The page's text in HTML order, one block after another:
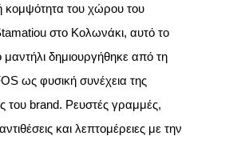
κομψότητα του χώρου του
στο Κολωνάκι, αυτό το
μαντήλι δημιουργήθηκε από τη
ως φυσική συνέχεια της
του brand. Ρευστές γραμμές,
και λεπτομέρειες με την